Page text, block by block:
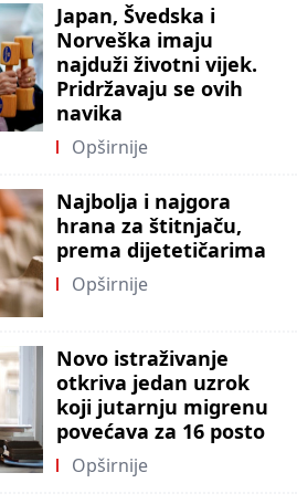
Japan, Švedska i
Norveška imaju
najduži životni vijek.
Pridržavaju se ovih
navika
Opširnije
Najbolja i najgora
hrana za štitnjaču,
prema dijetetičarima
Opširnije
Novo istraživanje
otkriva jedan uzrok
koji jutarnju migrenu
povećava za 16 posto
Opširnije